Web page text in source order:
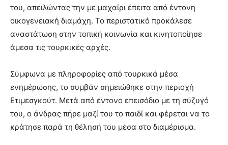
του, απειλώντας την με μαχαίρι έπειτα από έντονη
οικογενειακή διαμάχη. Το περιστατικό προκάλεσε
αναστάτωση στην τοπική κοινωνία και κινητοποίησε
άμεσα τις τουρκικές αρχές.
Σύμφωνα με πληροφορίες από τουρκικά μέσα
ενημέρωσης, το συμβάν σημειώθηκε στην περιοχή
Ετιμεσγκούτ. Μετά από έντονο επεισόδιο με τη σύζυγό
του, ο άνδρας πήρε μαζί του το παιδί και φέρεται να το
κράτησε παρά τη θέλησή του μέσα στο διαμέρισμα.